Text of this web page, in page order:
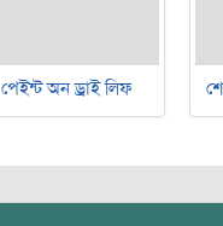
পেইন্ট অন ড্রাই লিফ